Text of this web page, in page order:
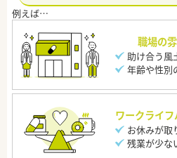
職場の
助け合う風
年齢や性別
ワークライ
お休みが取
残業が少な